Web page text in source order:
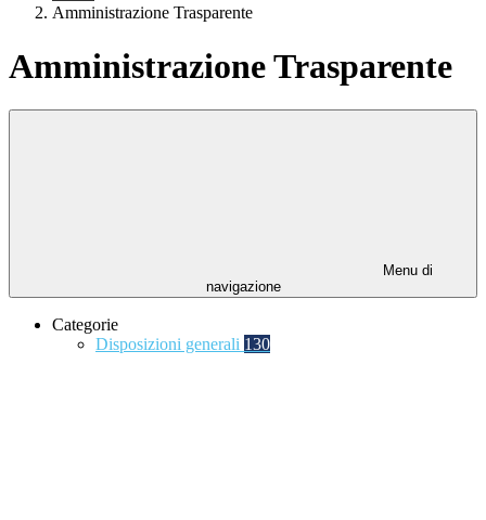
Amministrazione Trasparente
Amministrazione Trasparente
Menu di
navigazione
Categorie
Disposizioni generali 130